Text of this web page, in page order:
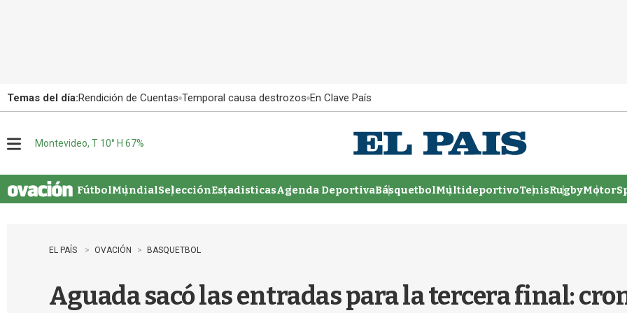
Temas del día:Rendición de Cuentas Temporal causa destrozos En Clave País
u
Montevideo, T 10° H 67%
FútbolMundialSelecciónEstadisticasAgenda DeportivaBásquetbolMultideportivoTenisRugby
EL PAÍS OVACIÓN BASQUETBOL
Aguada sacó las entradas para la tercera final: